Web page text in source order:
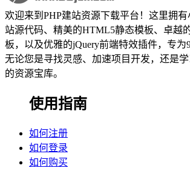
欢迎来到PHP建站资源下载平台！这里拥
站源代码、精美的HTML5静态模板、卓越
板，以及优雅的jQuery前端特效插件，专为
无论您是寻找灵感、加速项目开发，还是
的资源宝库。
使用指南
如何注册
如何登录
如何购买